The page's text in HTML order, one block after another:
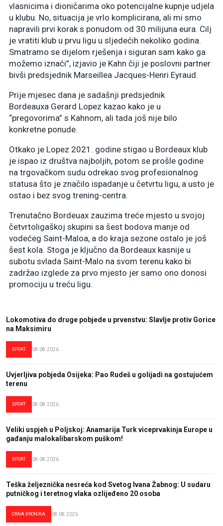
vlasnicima i dioničarima oko potencijalne kupnje udjela
u klubu. No, situacija je vrlo komplicirana, ali mi smo
napravili prvi korak s ponudom od 30 milijuna eura. Cilj
je vratiti klub u prvu ligu u sljedećih nekoliko godina.
Smatramo se dijelom rješenja i siguran sam kako ga
možemo iznaći”, izjavio je Kahn čiji je poslovni partner
bivši predsjednik Marseillea Jacques-Henri Eyraud.
Prije mjesec dana je sadašnji predsjednik
Bordeauxa Gerard Lopez kazao kako je u
“pregovorima” s Kahnom, ali tada još nije bilo
konkretne ponude.
Otkako je Lopez 2021. godine stigao u Bordeaux klub
je ispao iz društva najboljih, potom se prošle godine
na trgovačkom sudu odrekao svog profesionalnog
statusa što je značilo ispadanje u četvrtu ligu, a usto je
ostao i bez svog trening-centra.
Trenutačno Bordeuax zauzima treće mjesto u svojoj
četvrtoligaškoj skupini sa šest bodova manje od
vodećeg Saint-Maloa, a do kraja sezone ostalo je još
šest kola. Stoga je ključno da Bordeaux kasnije u
subotu svlada Saint-Malo na svom terenu kako bi
zadržao izglede za prvo mjesto jer samo ono donosi
promociju u treću ligu.
Lokomotiva do druge pobjede u prvenstvu: Slavlje protiv Gorice
na Maksimiru
SPORT 08.08.2026.
Uvjerljiva pobjeda Osijeka: Pao Rudeš u golijadi na gostujućem
terenu
SPORT 08.08.2026.
Veliki uspjeh u Poljskoj: Anamarija Turk viceprvakinja Europe u
gađanju malokalibarskom puškom!
SPORT 08.08.2026.
Teška željeznička nesreća kod Svetog Ivana Žabnog: U sudaru
putničkog i teretnog vlaka ozlijeđeno 20 osoba
CRNA KRONIKA 08.08.2026.